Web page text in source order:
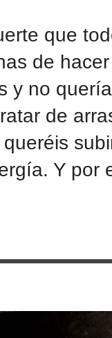
que
de
y no
de
Y por